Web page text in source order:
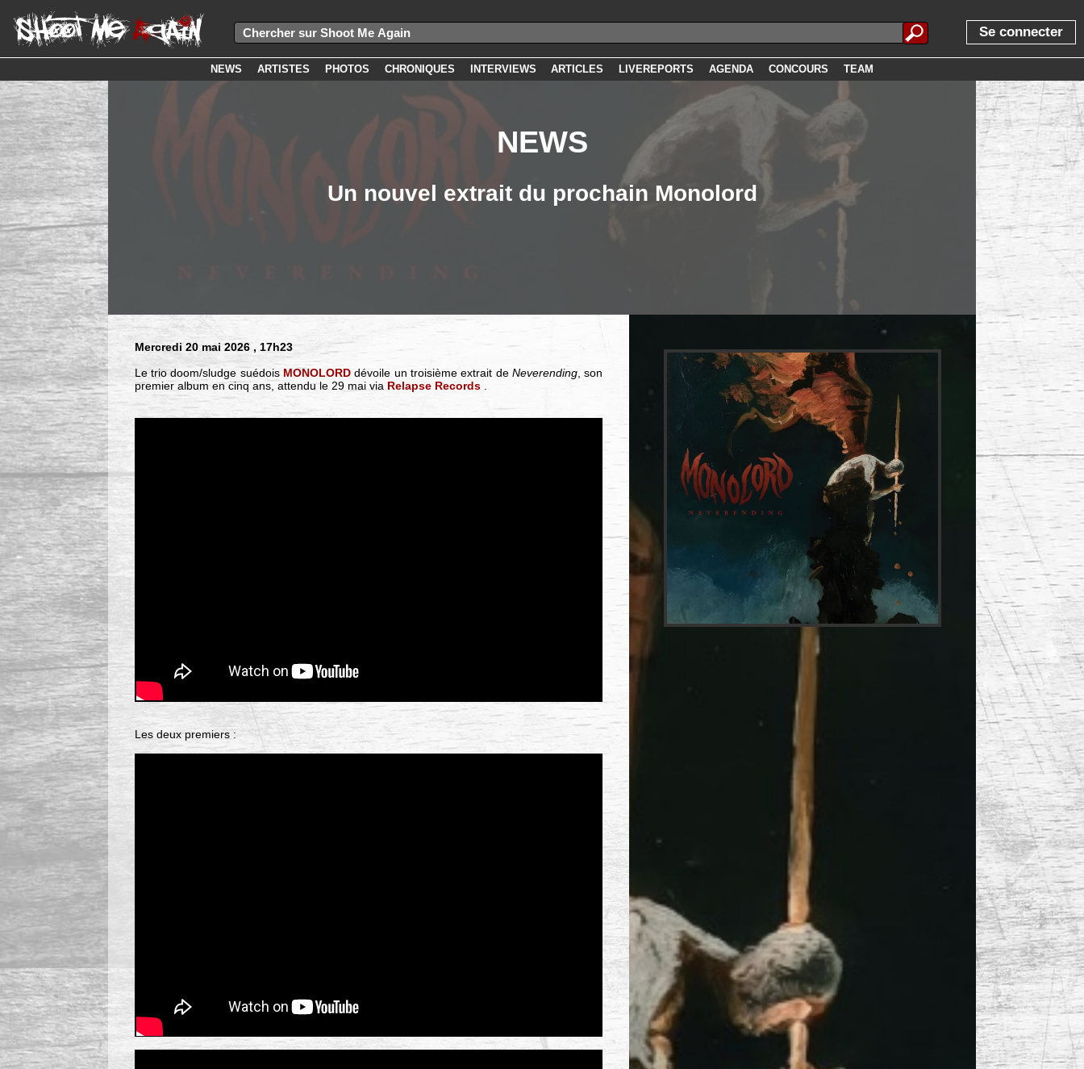
Se connecter
NEWS ARTISTES PHOTOS CHRONIQUES INTERVIEWS ARTICLES LIVEREPORTS AGENDA CONCOURS TEAM
NEWS
Un nouvel extrait du prochain Monolord
Mercredi 20 mai 2026 , 17h23
Le trio doom/sludge suédois MONOLORDdévoile un troisième extrait de Neverending, son
premier album en cinq ans, attendu le 29 mai via Relapse Records.
Les deux premiers :